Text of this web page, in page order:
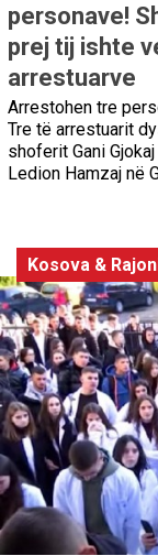
personave!
prej tij ishte
arrestuarve
Arrestohen tre
Tre të arrestuarit
shoferit Gani
Ledion Hamzaj në
Kosova &